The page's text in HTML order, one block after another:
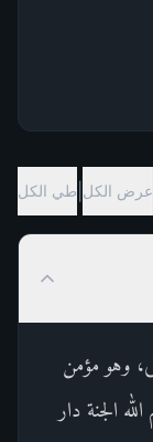
عرض الكل طي الكل
وهو مؤمن
الجنة دار